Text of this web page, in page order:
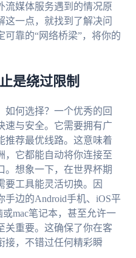
流媒体服务遇到的情况原
这一点，就找到了解决问
靠的“网络桥梁”，将你的
是绕过限制
如何选择？一个优秀的回
速与安全。它需要拥有广
推荐最优线路。这意味着
，它都能自动将你连接至
。想象一下，在世界杯期
要工具能灵活切换。因
边的Android手机、iOS平
mac笔记本，甚至允许一
关重要。这确保了你在客
接，不错过任何精彩瞬